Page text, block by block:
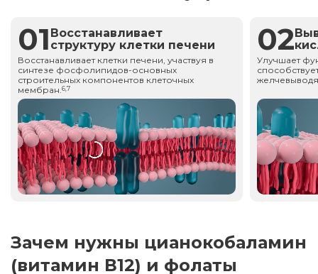
01 Восстанавливает
структуру клетки печени
Восстанавливает клетки печени, участвуя в
синтезе фосфолипидов-основных
строительных компонентов клеточных
мембран.6,7
02
Улучшает
Зачем нужны цианокобаламин
(витамин В12) и фолаты